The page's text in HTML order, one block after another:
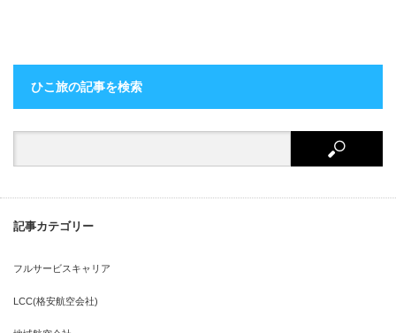
ひこ旅の記事を検索
記事カテゴリー
フルサービスキャリア
LCC(格安航空会社)